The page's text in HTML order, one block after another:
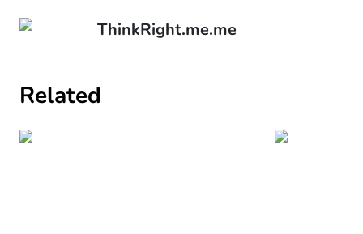
ThinkRight.me.me
Related